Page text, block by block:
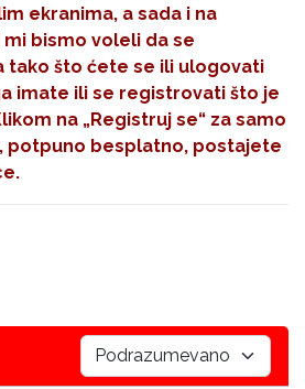
ekranima, a sada i na
mi bismo voleli da se
tako što ćete se ili ulogovati
imate ili se registrovati što je
na „Registruj se“ za samo
potpuno besplatno, postajete